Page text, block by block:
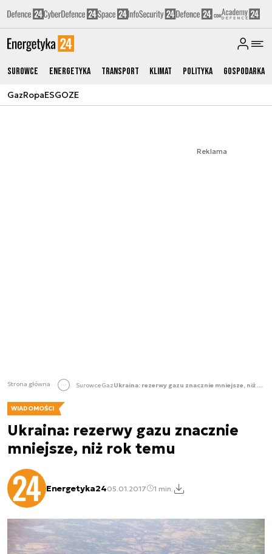
Surowce Energetyka Transport Klimat Polityka Gospodarka
GazRopaESGOZE
Reklama
Strona główna SurowceGaz Ukraina: rezerwy gazu znacznie mniejsze, niż rok temu
WIADOMOŚCI
Ukraina: rezerwy gazu znacznie
mniejsze, niż rok temu
Energetyka2405.01.2017 1 min.